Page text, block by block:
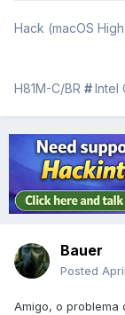
Hack (macOS High
H81M-C/BR #Intel
Bauer
Posted
Amigo, o problema